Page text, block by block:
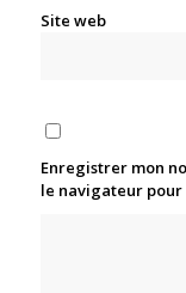
Site web
Enregistrer mon
le navigateur